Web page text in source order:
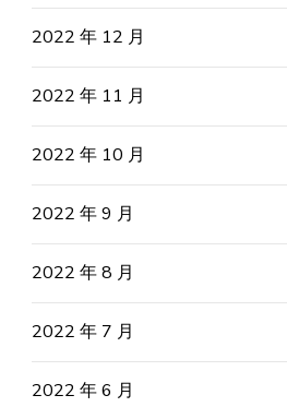
2022 年 12 月
2022 年 11 月
2022 年 10 月
2022 年 9 月
2022 年 8 月
2022 年 7 月
2022 年 6 月